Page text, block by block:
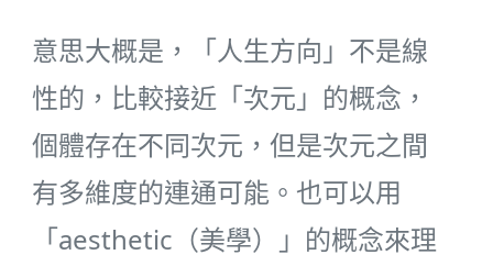
意思大概是，「人生方向」不是線
性的，比較接近「次元」的概念，
個體存在不同次元，但是次元之間
有多維度的連通可能。也可以用
「aesthetic（美學）」的概念來理